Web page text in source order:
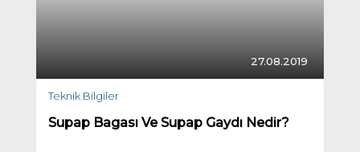
27.08.2019
Teknik Bilgiler
Supap Bagası Ve Supap Gaydı Nedir?